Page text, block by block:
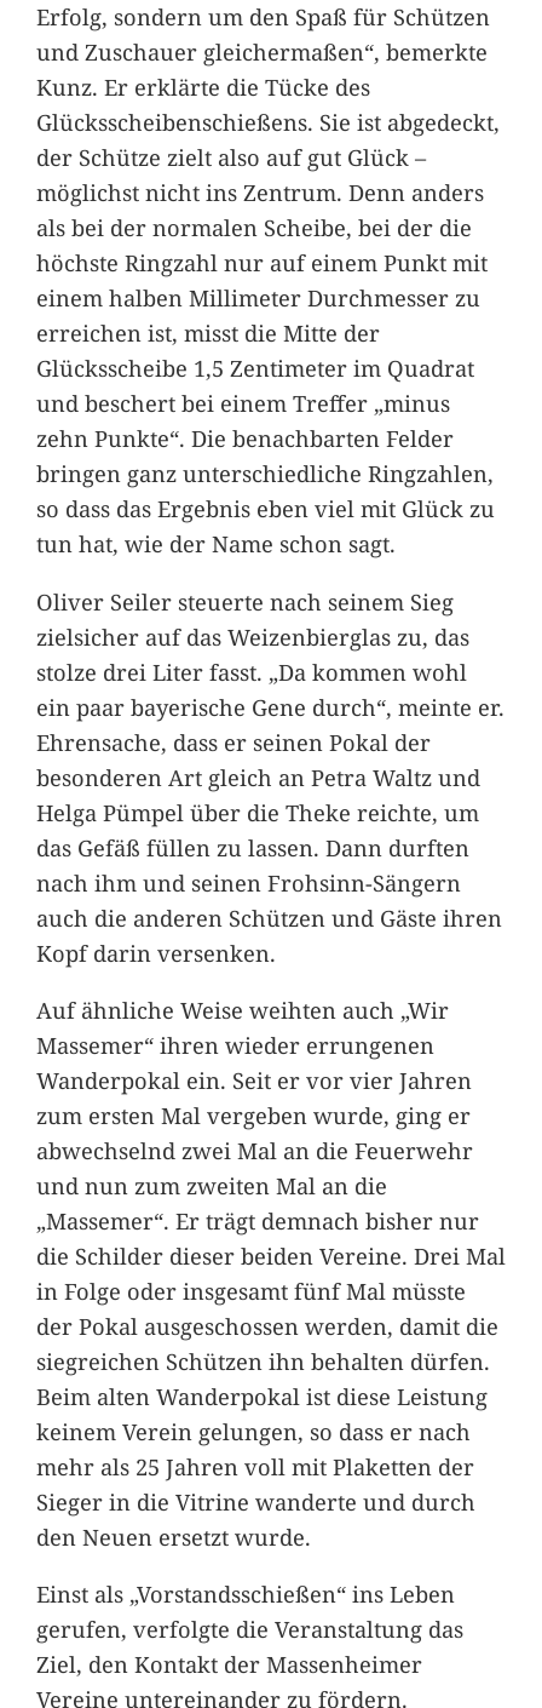
Erfolg, sondern um den Spaß für Schützen
und Zuschauer gleichermaßen“, bemerkte
Kunz. Er erklärte die Tücke des
Glücksscheibenschießens. Sie ist abgedeckt,
der Schütze zielt also auf gut Glück –
möglichst nicht ins Zentrum. Denn anders
als bei der normalen Scheibe, bei der die
höchste Ringzahl nur auf einem Punkt mit
einem halben Millimeter Durchmesser zu
erreichen ist, misst die Mitte der
Glücksscheibe 1,5 Zentimeter im Quadrat
und beschert bei einem Treffer „minus
zehn Punkte“. Die benachbarten Felder
bringen ganz unterschiedliche Ringzahlen,
so dass das Ergebnis eben viel mit Glück zu
tun hat, wie der Name schon sagt.
Oliver Seiler steuerte nach seinem Sieg
zielsicher auf das Weizenbierglas zu, das
stolze drei Liter fasst. „Da kommen wohl
ein paar bayerische Gene durch“, meinte er.
Ehrensache, dass er seinen Pokal der
besonderen Art gleich an Petra Waltz und
Helga Pümpel über die Theke reichte, um
das Gefäß füllen zu lassen. Dann durften
nach ihm und seinen Frohsinn-Sängern
auch die anderen Schützen und Gäste ihren
Kopf darin versenken.
Auf ähnliche Weise weihten auch „Wir
Massemer“ ihren wieder errungenen
Wanderpokal ein. Seit er vor vier Jahren
zum ersten Mal vergeben wurde, ging er
abwechselnd zwei Mal an die Feuerwehr
und nun zum zweiten Mal an die
„Massemer“. Er trägt demnach bisher nur
die Schilder dieser beiden Vereine. Drei Mal
in Folge oder insgesamt fünf Mal müsste
der Pokal ausgeschossen werden, damit die
siegreichen Schützen ihn behalten dürfen.
Beim alten Wanderpokal ist diese Leistung
keinem Verein gelungen, so dass er nach
mehr als 25 Jahren voll mit Plaketten der
Sieger in die Vitrine wanderte und durch
den Neuen ersetzt wurde.
Einst als „Vorstandsschießen“ ins Leben
gerufen, verfolgte die Veranstaltung das
Ziel, den Kontakt der Massenheimer
Vereine untereinander zu fördern.